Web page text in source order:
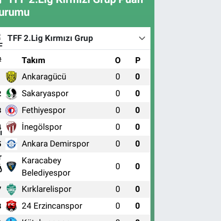
TFF 2.Lig Kırmızı Grup
Takım O P
Ankaragücü 0 0
Sakaryaspor 0 0
Fethiyespor 0 0
İnegölspor 0 0
Ankara Demirspor 0 0
Karacabey
Belediyespor
0 0
Kırklarelispor 0 0
24 Erzincanspor 0 0